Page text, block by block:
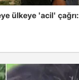
ülkeye 'acil' çağrı: